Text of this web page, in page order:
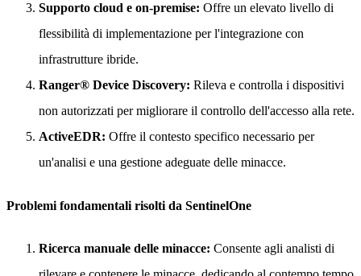
Supporto cloud e on-premise: Offre un elevato livello di
flessibilità di implementazione per l'integrazione con
infrastrutture ibride.
Ranger® Device Discovery: Rileva e controlla i dispositivi
non autorizzati per migliorare il controllo dell'accesso alla rete.
ActiveEDR: Offre il contesto specifico necessario per
un'analisi e una gestione adeguate delle minacce.
Problemi fondamentali risolti da SentinelOne
Ricerca manuale delle minacce: Consente agli analisti di